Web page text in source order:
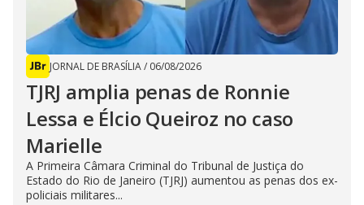
JORNAL DE BRASÍLIA/ 06/08/2026
TJRJ amplia penas de Ronnie
Lessa e Élcio Queiroz no caso
Marielle
A Primeira Câmara Criminal do Tribunal de Justiça do
Estado do Rio de Janeiro (TJRJ) aumentou as penas dos ex-
policiais militares...